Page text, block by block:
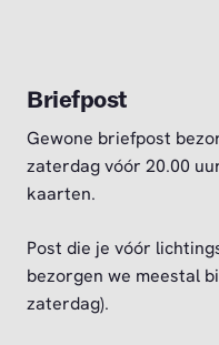
Briefpost
Gewone briefpost
zaterdag vóór 20.00
kaarten.
Post die je vóór
bezorgen we meestal
zaterdag).